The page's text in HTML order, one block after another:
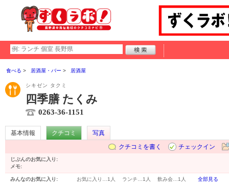
食べる 居酒屋・バー 居酒屋
シキゼン タクミ
四季膳 たくみ
0263-36-1151
基本情報 クチコミ
写真
クチコミを書く
チェックイン
じぶんのお気に入り:
メモ:
みんなのお気に入り: お気に入り… 1人 ランチ… 1人 飲み会… 1人 全部見る